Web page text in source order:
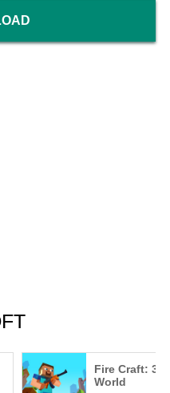
Fire Craft: 3D
World